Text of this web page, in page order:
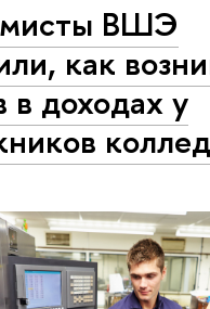
ВШЭ
как
в доходах у